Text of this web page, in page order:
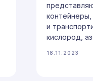
и
кислород,
18.11.2023